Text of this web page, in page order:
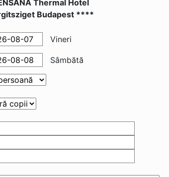
Thermal Hotel
Budapest ****
Vineri
Sâmbătă